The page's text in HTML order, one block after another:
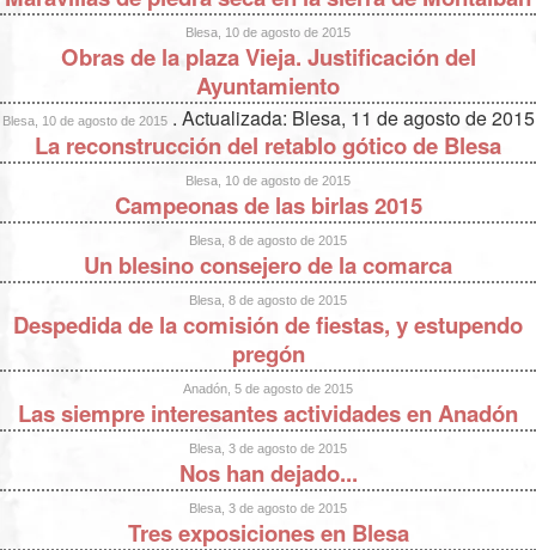
Blesa, 10 de agosto de 2015
Obras de la plaza Vieja. Justificación del
Ayuntamiento
Blesa, 10 de agosto de 2015. Actualizada: Blesa, 11 de agosto de 2015
La reconstrucción del retablo gótico de Blesa
Blesa, 10 de agosto de 2015
Campeonas de las birlas 2015
Blesa, 8 de agosto de 2015
Un blesino consejero de la comarca
Blesa, 8 de agosto de 2015
Despedida de la comisión de fiestas, y estupendo
pregón
Anadón, 5 de agosto de 2015
Las siempre interesantes actividades en Anadón
Blesa, 3 de agosto de 2015
Nos han dejado...
Blesa, 3 de agosto de 2015
Tres exposiciones en Blesa